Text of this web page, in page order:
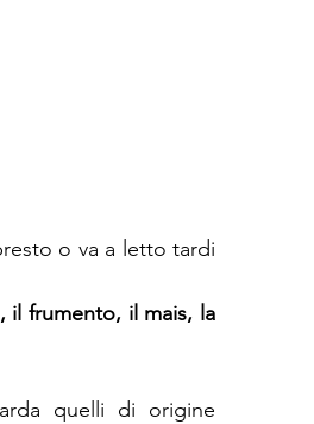
o va a letto tardi
il frumento, il mais, la
quelli di origine